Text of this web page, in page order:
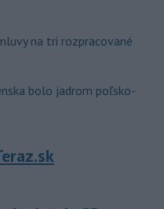
na tri rozpracované
bolo jadrom poľsko-